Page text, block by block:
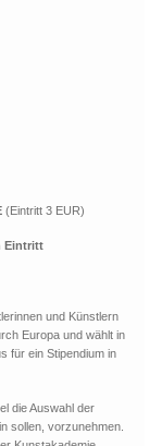
(Eintritt 3 EUR)
Eintritt
und Künstlern
Europa und wählt in
für ein Stipendium in
die Auswahl der
sollen, vorzunehmen.